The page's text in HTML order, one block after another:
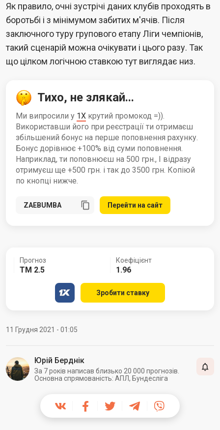
Як правило, очні зустрічі даних клубів проходять в
боротьбі і з мінімумом забитих м'ячів. Після
заключного туру групового етапу Ліги чемпіонів,
такий сценарій можна очікувати і цього разу. Так
що цілком логічною ставкою тут виглядає низ.
Тихо, не злякай...
Ми випросили у 1X крутий промокод =)).
Використавши його при реєстрації ти отримаєш
збільшений бонус на перше поповнення рахунку.
Бонус дорівнює +100% від суми поповнення.
Наприклад, ти поповнюєш на 500 грн., І відразу
отримуєш ще +500 грн. і так до 3500 грн. Копіюй
по кнопці нижче.
Перейти на сайт
Прогноз
ТМ 2.5
Коефіцієнт
1.96
Зробити ставку
11 Грудня 2021 - 01:05
Юрій Берднік
За 7 років написав близько 20 000 прогнозів.
Основна спрямованість: АПЛ, Бундесліга